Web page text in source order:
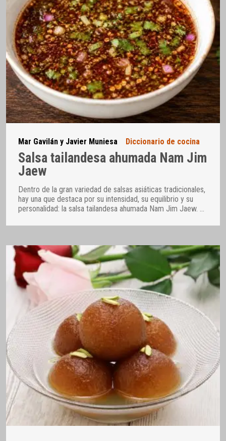
Mar Gavilán y Javier Muniesa Diccionario de cocina
Salsa tailandesa ahumada Nam Jim
Jaew
Dentro de la gran variedad de salsas asiáticas tradicionales,
hay una que destaca por su intensidad, su equilibrio y su
personalidad: la salsa tailandesa ahumada Nam Jim Jaew. …